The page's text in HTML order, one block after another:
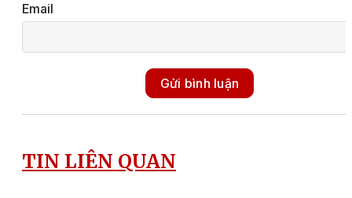
Email
Gửi bình luận
TIN LIÊN QUAN